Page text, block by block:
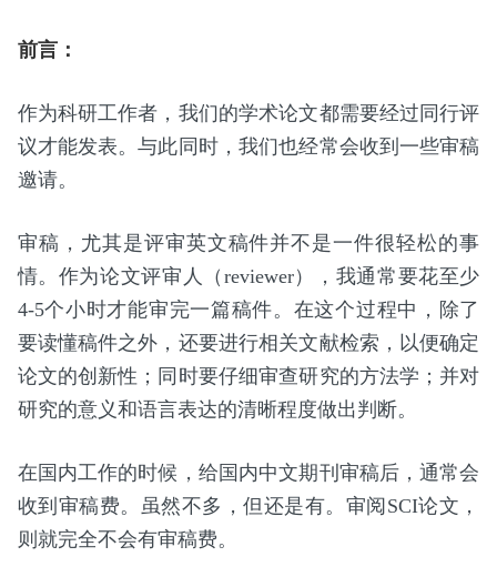
前言：
作为科研工作者，我们的学术论文都需要经过同行评
议才能发表。与此同时，我们也经常会收到一些审稿
邀请。
审稿，尤其是评审英文稿件并不是一件很轻松的事
情。作为论文评审人（reviewer），我通常要花至少
4-5个小时才能审完一篇稿件。在这个过程中，除了
要读懂稿件之外，还要进行相关文献检索，以便确定
论文的创新性；同时要仔细审查研究的方法学；并对
研究的意义和语言表达的清晰程度做出判断。
在国内工作的时候，给国内中文期刊审稿后，通常会
收到审稿费。虽然不多，但还是有。审阅SCI论文，
则就完全不会有审稿费。